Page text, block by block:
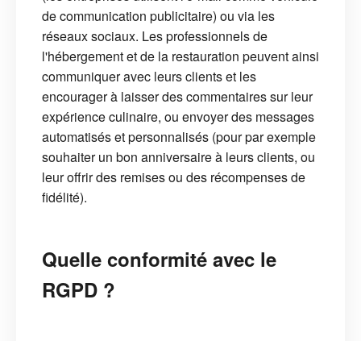
de communication publicitaire) ou via les
réseaux sociaux. Les professionnels de
l'hébergement et de la restauration peuvent ainsi
communiquer avec leurs clients et les
encourager à laisser des commentaires sur leur
expérience culinaire, ou envoyer des messages
automatisés et personnalisés (pour par exemple
souhaiter un bon anniversaire à leurs clients, ou
leur offrir des remises ou des récompenses de
fidélité).
Quelle conformité avec le
RGPD ?